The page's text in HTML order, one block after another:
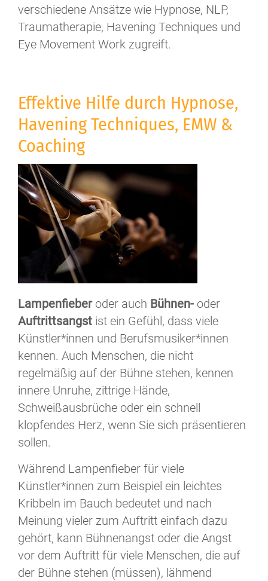
verschiedene Ansätze wie Hypnose, NLP,
Traumatherapie, Havening Techniques und
Eye Movement Work zugreift.
Effektive Hilfe durch Hypnose,
Havening Techniques, EMW &
Coaching
Lampenfieberoder auch Bühnen- oder
Auftrittsangst ist ein Gefühl, dass viele
Künstler*innen und Berufsmusiker*innen
kennen. Auch Menschen, die nicht
regelmäßig auf der Bühne stehen, kennen
innere Unruhe, zittrige Hände,
Schweißausbrüche oder ein schnell
klopfendes Herz, wenn Sie sich präsentieren
sollen.
Während Lampenfieber für viele
Künstler*innen zum Beispiel ein leichtes
Kribbeln im Bauch bedeutet und nach
Meinung vieler zum Auftritt einfach dazu
gehört, kann Bühnenangst oder die Angst
vor dem Auftritt für viele Menschen, die auf
der Bühne stehen (müssen), lähmend